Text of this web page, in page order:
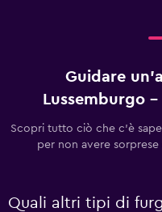
Guidare
Lussemburgo
Scopri tutto ciò che c'è
per non avere
Quali altri tipi di